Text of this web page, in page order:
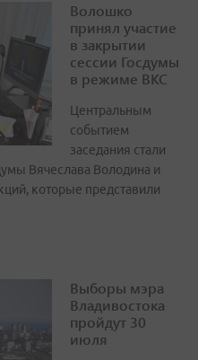
Волошко
принял участие
в закрытии
сессии Госдумы
в режиме ВКС
Центральным
событием
заседания стали
Вячеслава Володина и
которые представили
Выборы мэра
Владивостока
пройдут 30
июля